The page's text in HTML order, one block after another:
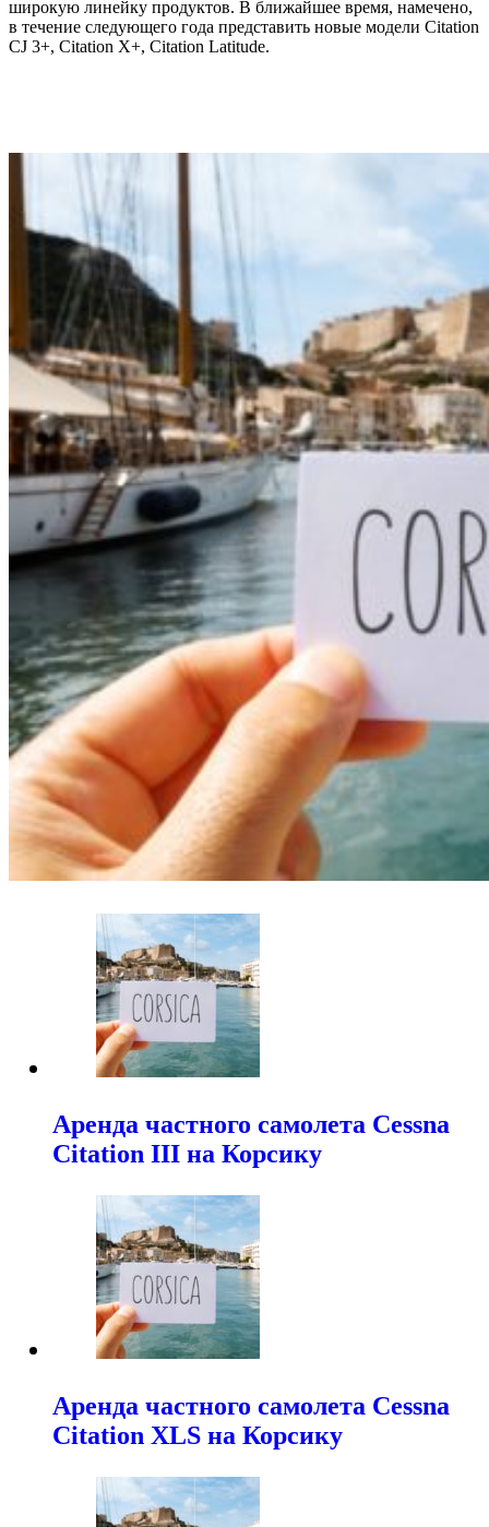
широкую линейку продуктов. В ближайшее время, намечено,
в течение следующего года представить новые модели Citation
CJ 3+, Citation X+, Citation Latitude.
Аренда частного самолета Cessna
Citation III на Корсику
Аренда частного самолета Cessna
Citation XLS на Корсику